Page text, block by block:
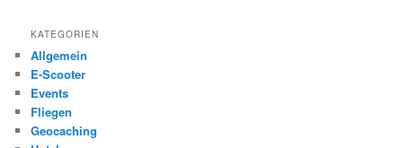
KATEGORIEN
Allgemein
E-Scooter
Events
Fliegen
Geocaching